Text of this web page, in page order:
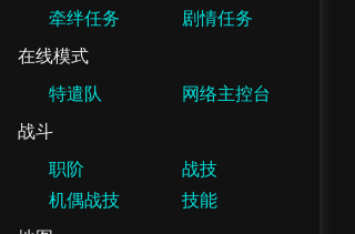
牵绊任务
剧情任务
在线模式
特遣队
网络主控台
战斗
职阶
战技
机偶战技
技能